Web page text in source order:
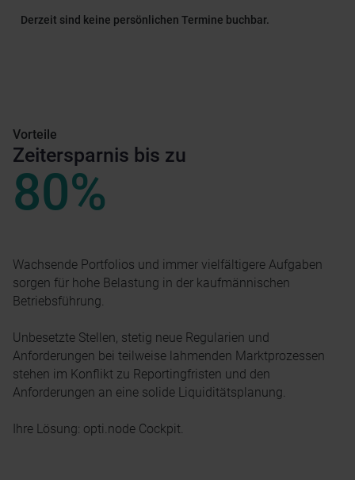
Derzeit sind keine persönlichen Termine buchbar.
Vorteile
Zeitersparnis bis zu
80%
Wachsende Portfolios und immer vielfältigere Aufgaben
sorgen für hohe Belastung in der kaufmännischen
Betriebsführung.
Unbesetzte Stellen, stetig neue Regularien und
Anforderungen bei teilweise lahmenden Marktprozessen
stehen im Konflikt zu Reportingfristen und den
Anforderungen an eine solide Liquiditätsplanung. ​
Ihre Lösung: opti.node Cockpit.